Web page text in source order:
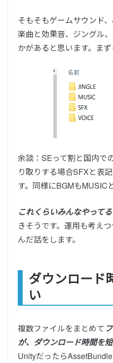
そもそもゲームサウンド
楽曲と効果音、ジングル
かがあると思います。ま
余談：SEって割と国内で
り取りする場合SFXと表
す。同様にBGMもMUSIC
これくらいみんなやって
きそうです。運用も考え
んだ話をします。
ダウンロード
い
複数ファイルをまとめて
が、ダウンロード時間を
Unityだったら